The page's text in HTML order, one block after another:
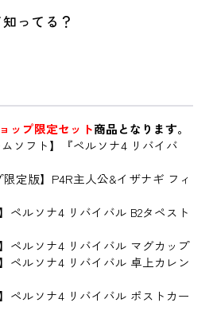
ってる？
ップ限定セット商品となります。
ソフト】『ペルソナ4 リバイバ
定版】P4R主人公&イザナギ フィ
ペルソナ4 リバイバル B2タペスト
ペルソナ4 リバイバル マグカップ
ペルソナ4 リバイバル 卓上カレン
ペルソナ4 リバイバル ポストカー